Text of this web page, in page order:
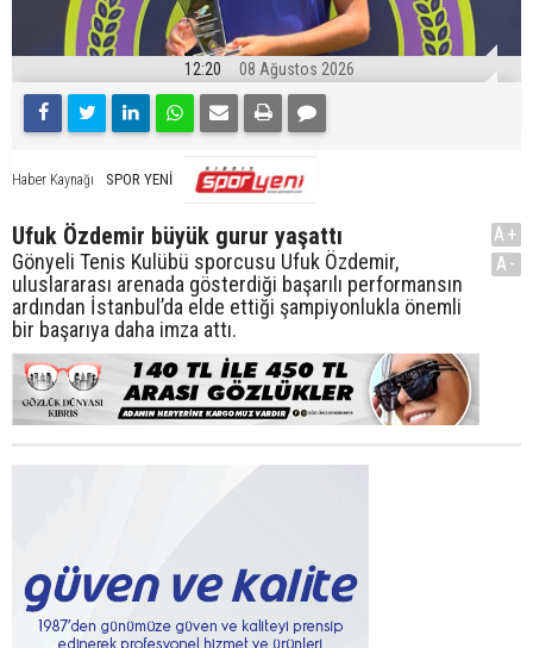
12:20 08 Ağustos 2026
Haber Kaynağı SPOR YENİ
Ufuk Özdemir büyük gurur yaşattı
Gönyeli Tenis Kulübü sporcusu Ufuk Özdemir,
uluslararası arenada gösterdiği başarılı performansın
ardından İstanbul’da elde ettiği şampiyonlukla önemli
bir başarıya daha imza attı.
A+
A-